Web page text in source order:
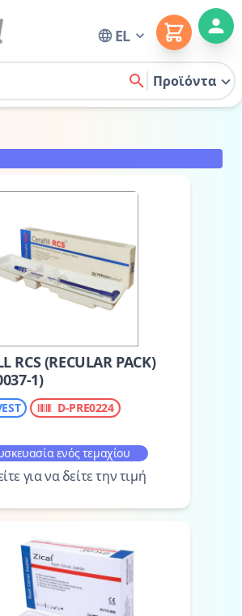
EL
Cart
search
Προϊόντα
RCS (RECULAR PACK)
1)
D-PRE0224
ενός τεμαχίου
για να δείτε την τιμή